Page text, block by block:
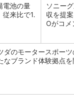
電池の量
従来比で1.
ソニー
収を提
Oがコメ
ダのモータースポーツ
なブランド体験拠点を